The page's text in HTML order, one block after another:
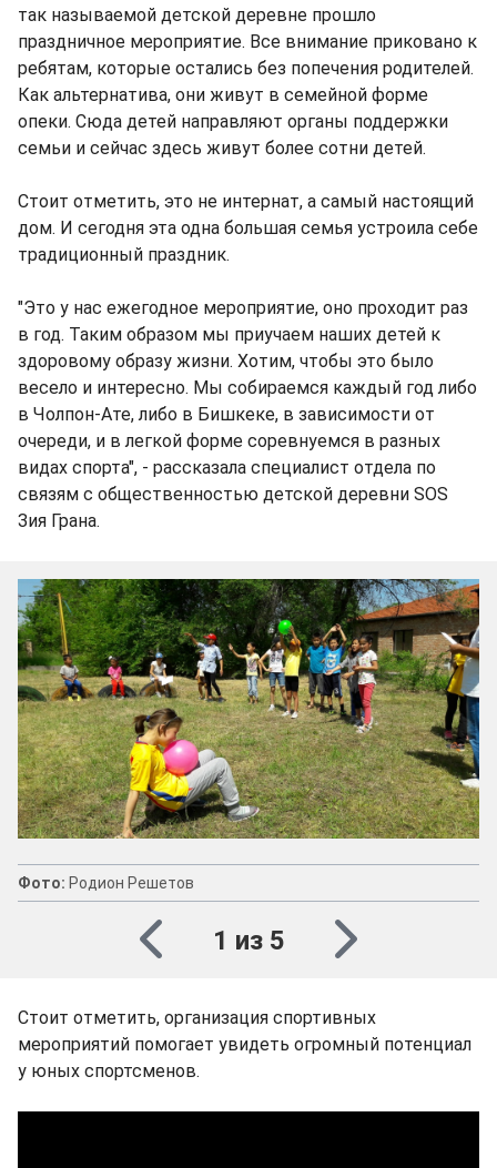
так называемой детской деревне прошло
праздничное мероприятие. Все внимание приковано к
ребятам, которые остались без попечения родителей.
Как альтернатива, они живут в семейной форме
опеки. Сюда детей направляют органы поддержки
семьи и сейчас здесь живут более сотни детей.
Стоит отметить, это не интернат, а самый настоящий
дом. И сегодня эта одна большая семья устроила себе
традиционный праздник.
"Это у нас ежегодное мероприятие, оно проходит раз
в год. Таким образом мы приучаем наших детей к
здоровому образу жизни. Хотим, чтобы это было
весело и интересно. Мы собираемся каждый год либо
в Чолпон-Ате, либо в Бишкеке, в зависимости от
очереди, и в легкой форме соревнуемся в разных
видах спорта", - рассказала специалист отдела по
связям с общественностью детской деревни SOS
Зия Грана.
Фото: Родион Решетов
1 из 5
Стоит отметить, организация спортивных
мероприятий помогает увидеть огромный потенциал
у юных спортсменов.